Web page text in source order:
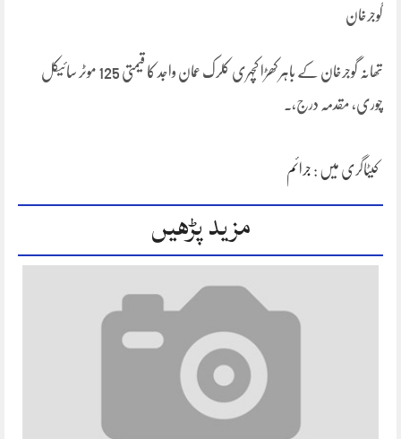
گوجرخان
تھانہ گوجرخان کے باہر کھڑا کچہری کلرک عمان واجد کا قیمتی 125 موٹر سائیکل
چوری، مقدمہ درج،۔
کیٹاگری میں : جرائم
مزید پڑھیں